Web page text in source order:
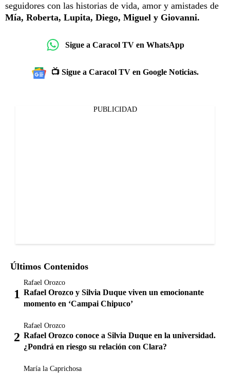
seguidores con las historias de vida, amor y amistades de
Mía, Roberta, Lupita, Diego, Miguel y Giovanni.
Sigue a Caracol TV en WhatsApp
📺 Sigue a Caracol TV en Google Noticias.
PUBLICIDAD
Últimos Contenidos
Rafael Orozco
Rafael Orozco y Silvia Duque viven un emocionante
momento en ‘Campai Chipuco’
Rafael Orozco
Rafael Orozco conoce a Silvia Duque en la universidad.
¿Pondrá en riesgo su relación con Clara?
María la Caprichosa